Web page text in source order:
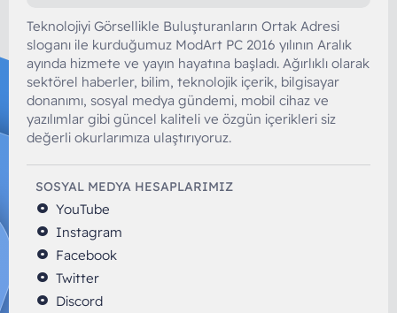
Teknolojiyi Görsellikle Buluşturanların Ortak Adresi
sloganı ile kurduğumuz ModArt PC 2016 yılının Aralık
ayında hizmete ve yayın hayatına başladı. Ağırlıklı olarak
sektörel haberler, bilim, teknolojik içerik, bilgisayar
donanımı, sosyal medya gündemi, mobil cihaz ve
yazılımlar gibi güncel kaliteli ve özgün içerikleri siz
değerli okurlarımıza ulaştırıyoruz.
SOSYAL MEDYA HESAPLARIMIZ
YouTube
Instagram
Facebook
Twitter
Discord